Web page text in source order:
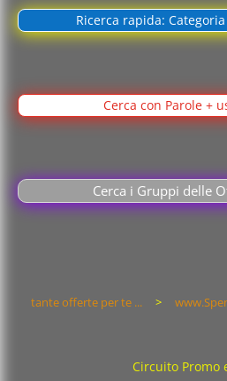
Ricerca rapida:
Cerca con Parole +
Cerca i Gruppi delle
tante offerte per te ... >
Circuito Promo